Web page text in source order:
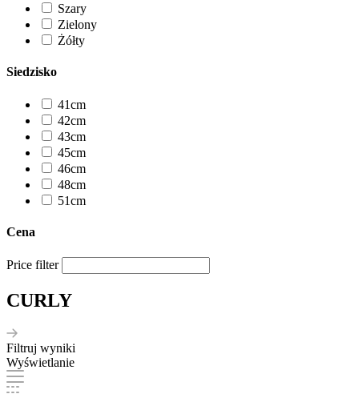
Szary
Zielony
Żółty
Siedzisko
41cm
42cm
43cm
45cm
46cm
48cm
51cm
Cena
Price filter
CURLY
Filtruj wyniki
Wyświetlanie